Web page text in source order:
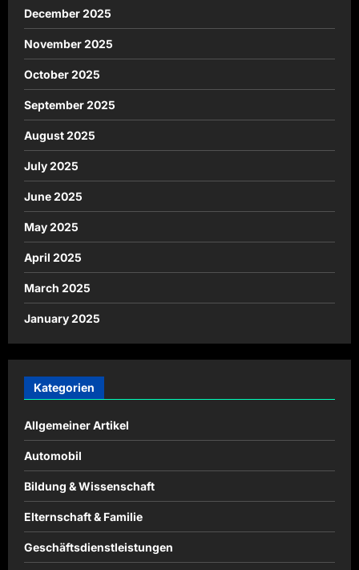
December 2025
November 2025
October 2025
September 2025
August 2025
July 2025
June 2025
May 2025
April 2025
March 2025
January 2025
Kategorien
Allgemeiner Artikel
Automobil
Bildung & Wissenschaft
Elternschaft & Familie
Geschäftsdienstleistungen